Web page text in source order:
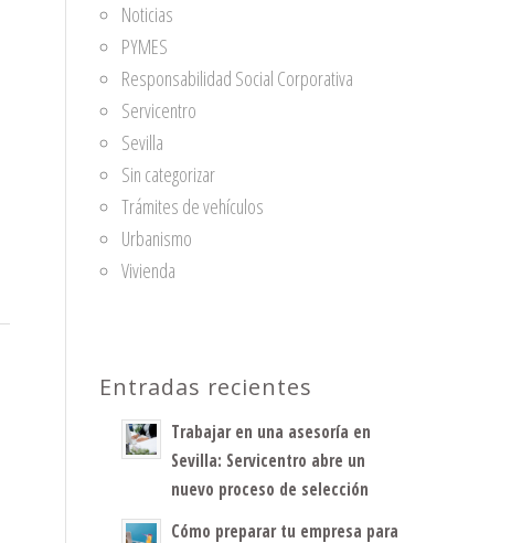
Noticias
PYMES
Responsabilidad Social Corporativa
Servicentro
Sevilla
Sin categorizar
Trámites de vehículos
Urbanismo
Vivienda
Entradas recientes
Trabajar en una asesoría en
Sevilla: Servicentro abre un
nuevo proceso de selección
Cómo preparar tu empresa para